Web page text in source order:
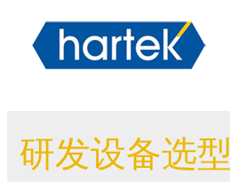
研发设备选型